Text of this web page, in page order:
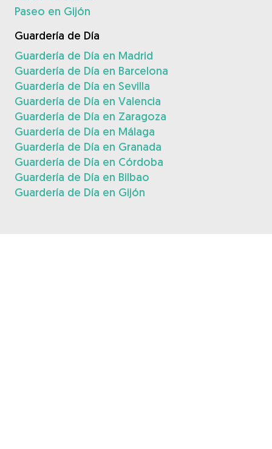
Paseo en Gijón
Guardería de Día
Guardería de Día en Madrid
Guardería de Día en Barcelona
Guardería de Día en Sevilla
Guardería de Día en Valencia
Guardería de Día en Zaragoza
Guardería de Día en Málaga
Guardería de Día en Granada
Guardería de Día en Córdoba
Guardería de Día en Bilbao
Guardería de Día en Gijón